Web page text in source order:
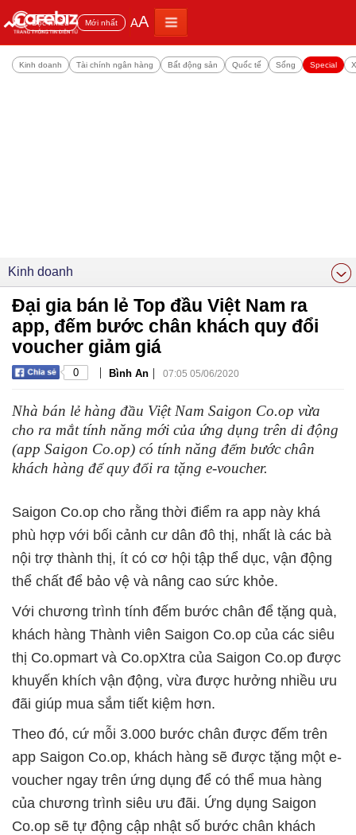
Đọc nhiều Mới nhất AA
Kinh doanh Tài chính ngân hàng Bất động sản Quốc tế Sống Special
Kinh doanh
Đại gia bán lẻ Top đầu Việt Nam ra
app, đếm bước chân khách quy đổi
voucher giảm giá
0 | Bình An | 07:05 05/06/2020
Nhà bán lẻ hàng đầu Việt Nam Saigon Co.op vừa
cho ra mắt tính năng mới của ứng dụng trên di động
(app Saigon Co.op) có tính năng đếm bước chân
khách hàng để quy đổi ra tặng e-voucher.
Saigon Co.op cho rằng thời điểm ra app này khá
phù hợp với bối cảnh cư dân đô thị, nhất là các bà
nội trợ thành thị, ít có cơ hội tập thể dục, vận động
thể chất để bảo vệ và nâng cao sức khỏe.
Với chương trình tính đếm bước chân để tặng quà,
khách hàng Thành viên Saigon Co.op của các siêu
thị Co.opmart và Co.opXtra của Saigon Co.op được
khuyến khích vận động, vừa được hưởng nhiều ưu
đãi giúp mua sắm tiết kiệm hơn.
Theo đó, cứ mỗi 3.000 bước chân được đếm trên
app Saigon Co.op, khách hàng sẽ được tặng một e-
voucher ngay trên ứng dụng để có thể mua hàng
của chương trình siêu ưu đãi. Ứng dụng Saigon
Co.op sẽ tự động cập nhật số bước chân khách